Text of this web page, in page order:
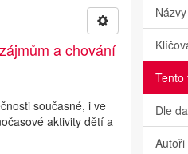
a chování
současné, i ve
aktivity dětí a
Názvy
Tento
Dle
Autoři